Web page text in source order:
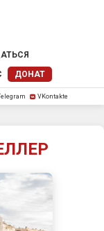
ДОНАТ
VKontakte